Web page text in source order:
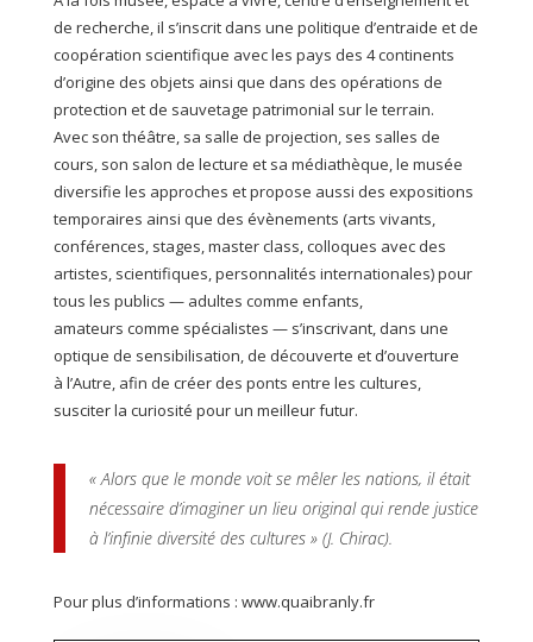
de recherche, il s’inscrit dans une politique d’entraide et de
coopération scientifique avec les pays des 4 continents
d’origine des objets ainsi que dans des opérations de
protection et de sauvetage patrimonial sur le terrain.
Avec son théâtre, sa salle de projection, ses salles de
cours, son salon de lecture et sa médiathèque, le musée
diversifie les approches et propose aussi des expositions
temporaires ainsi que des évènements (arts vivants,
conférences, stages, master class, colloques avec des
artistes, scientifiques, personnalités internationales) pour
tous les publics — adultes comme enfants,
amateurs comme spécialistes — s’inscrivant, dans une
optique de sensibilisation, de découverte et d’ouverture
à l’Autre, afin de créer des ponts entre les cultures,
susciter la curiosité pour un meilleur futur.
« Alors que le monde voit se mêler les nations, il était
nécessaire d’imaginer un lieu original qui rende justice
à l’infinie diversité des cultures » (J. Chirac).
Pour plus d’informations : www.quaibranly.fr